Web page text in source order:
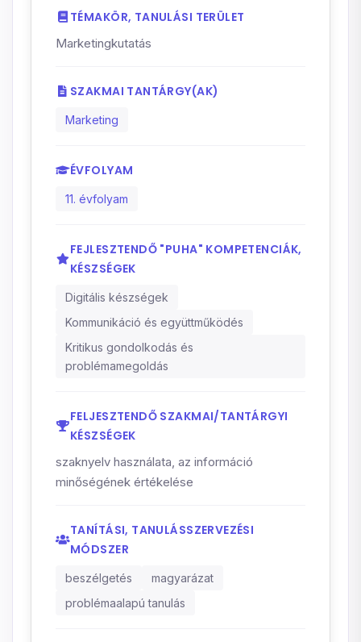
TÉMAKÖR, TANULÁSI TERÜLET
Marketingkutatás
SZAKMAI TANTÁRGY(AK)
Marketing
ÉVFOLYAM
11. évfolyam
FEJLESZTENDŐ "PUHA" KOMPETENCIÁK,
KÉSZSÉGEK
Digitális készségek
Kommunikáció és együttműködés
Kritikus gondolkodás és
problémamegoldás
FELJESZTENDŐ SZAKMAI/TANTÁRGYI
KÉSZSÉGEK
szaknyelv használata, az információ
minőségének értékelése
TANÍTÁSI, TANULÁSSZERVEZÉSI
MÓDSZER
beszélgetés
magyarázat
problémaalapú tanulás